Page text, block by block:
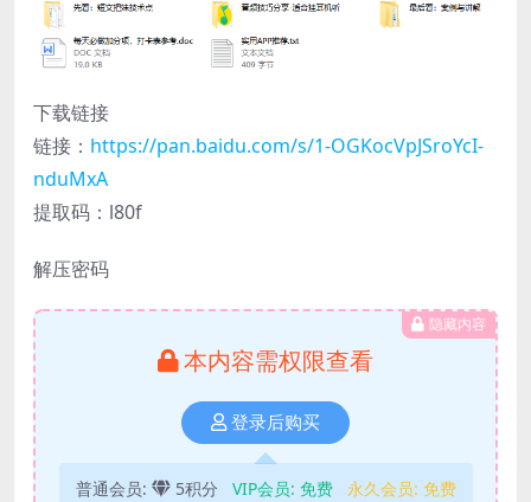
下载链接
链接： https://pan.baidu.com/s/1-OGKocVpJSroYcI-
nduMxA
提取码：l80f
解压密码
隐藏内容
本内容需权限查看
登录后购买
普通会员: 5积分 VIP会员: 免费 永久会员: 免费